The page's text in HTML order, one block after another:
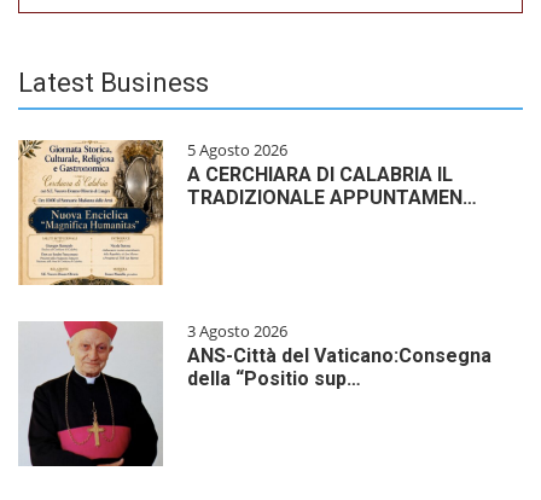
Latest Business
5 Agosto 2026
A CERCHIARA DI CALABRIA IL
TRADIZIONALE APPUNTAMEN…
3 Agosto 2026
ANS-Città del Vaticano:Consegna
della “Positio sup…